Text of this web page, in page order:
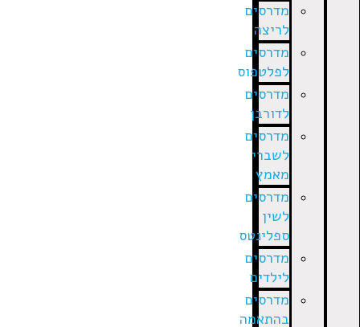
מדרסים
לריצה
מדרסים
לפלטפוס
מדרסים
לדורבן
מדרסים
לשברי
מאמץ
מדרסים
לשין
ספלינטס
מדרסים
לילדים
מדרסים
בהתאמה